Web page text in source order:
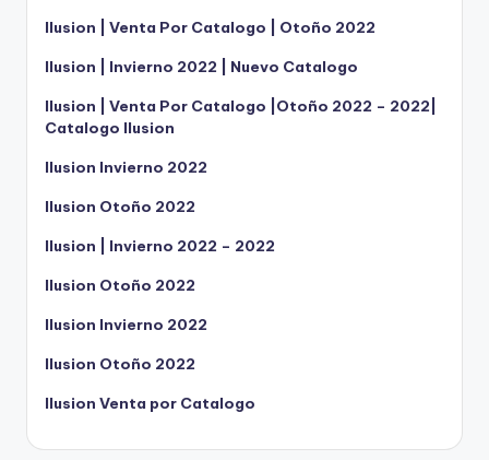
Ilusion | Venta Por Catalogo | Otoño 2022
Ilusion | Invierno 2022 | Nuevo Catalogo
Ilusion | Venta Por Catalogo |Otoño 2022 – 2022|
Catalogo Ilusion
Ilusion Invierno 2022
Ilusion Otoño 2022
Ilusion | Invierno 2022 – 2022
Ilusion Otoño 2022
Ilusion Invierno 2022
Ilusion Otoño 2022
Ilusion Venta por Catalogo